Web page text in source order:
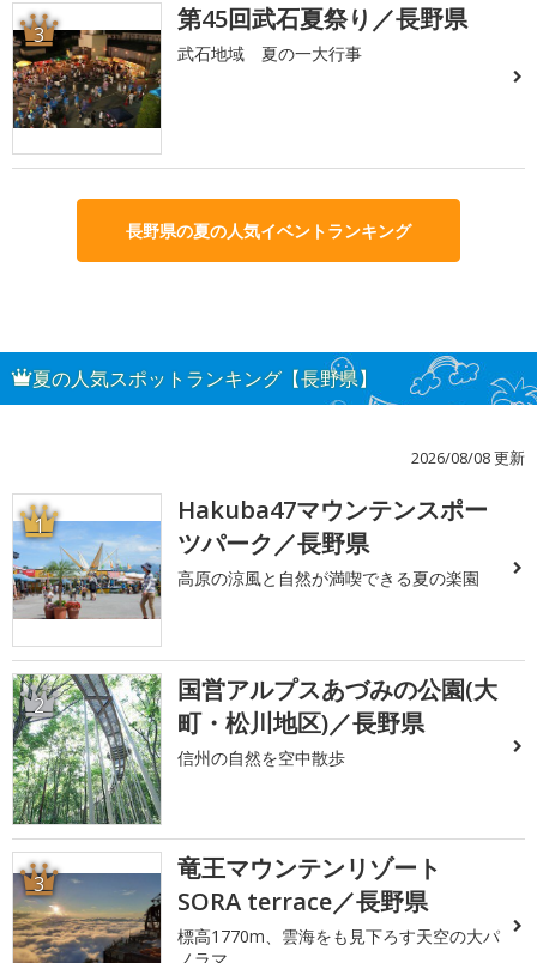
3 第45回武石夏祭り／長野県
武石地域 夏の一大行事
長野県の夏の人気イベントランキング
夏の人気スポットランキング【長野県】
2026/08/08 更新
1
Hakuba47マウンテンスポー
ツパーク／長野県
高原の涼風と自然が満喫できる夏の楽園
2
国営アルプスあづみの公園(大
町・松川地区)／長野県
信州の自然を空中散歩
3
竜王マウンテンリゾート
SORA terrace／長野県
標高1770m、雲海をも見下ろす天空の大パ